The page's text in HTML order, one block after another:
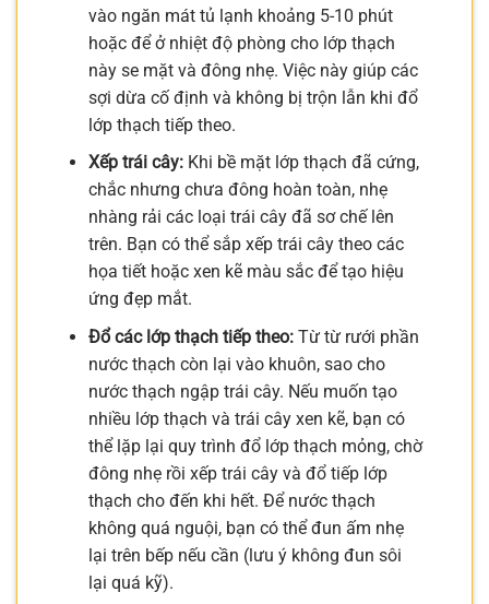
vào ngăn mát tủ lạnh khoảng 5-10 phút
hoặc để ở nhiệt độ phòng cho lớp thạch
này se mặt và đông nhẹ. Việc này giúp các
sợi dừa cố định và không bị trộn lẫn khi đổ
lớp thạch tiếp theo.
Xếp trái cây:Khi bề mặt lớp thạch đã cứng,
chắc nhưng chưa đông hoàn toàn, nhẹ
nhàng rải các loại trái cây đã sơ chế lên
trên. Bạn có thể sắp xếp trái cây theo các
họa tiết hoặc xen kẽ màu sắc để tạo hiệu
ứng đẹp mắt.
Đổ các lớp thạch tiếp theo:Từ từ rưới phần
nước thạch còn lại vào khuôn, sao cho
nước thạch ngập trái cây. Nếu muốn tạo
nhiều lớp thạch và trái cây xen kẽ, bạn có
thể lặp lại quy trình đổ lớp thạch mỏng, chờ
đông nhẹ rồi xếp trái cây và đổ tiếp lớp
thạch cho đến khi hết. Để nước thạch
không quá nguội, bạn có thể đun ấm nhẹ
lại trên bếp nếu cần (lưu ý không đun sôi
lại quá kỹ).